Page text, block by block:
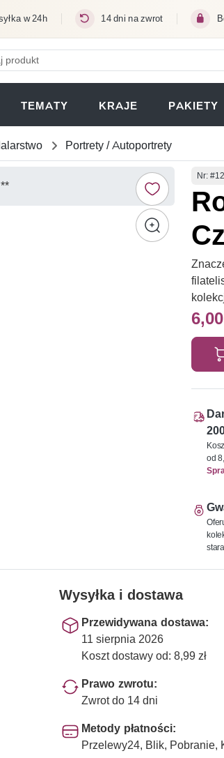
w 24h 14 dni na zwrot
SIĘ W NOWEJ KARCIE)
TEMATY KRAJE PAKIETY
Portrety / Autoportrety
Numer
Nr:
od
Wysyłka i dostawa
Przewidywana dostawa:
11 sierpnia 2026
Koszt dostawy od: 8,99 zł
Prawo zwrotu:
Zwrot do 14 dni
Metody płatności:
Przelewy24, Blik, Pobranie,